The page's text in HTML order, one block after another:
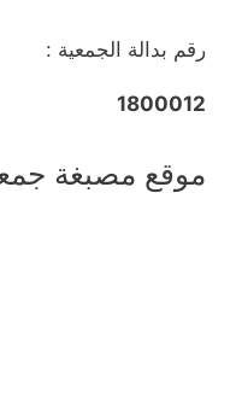
رقم بدالة الجمعية :
1800012
موقع مصبغة